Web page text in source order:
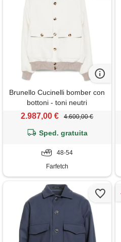
Brunello Cucinelli bomber con
bottoni - toni neutri
2.987,00 € 4.600,00 €
Sped. gratuita
48-54
Farfetch